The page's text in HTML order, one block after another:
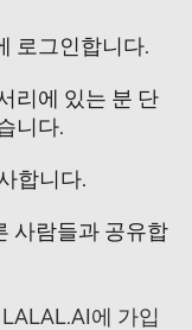
로그인합니다.
리에 있는 분 단
니다.
합니다.
사람들과 공유합
에 가입